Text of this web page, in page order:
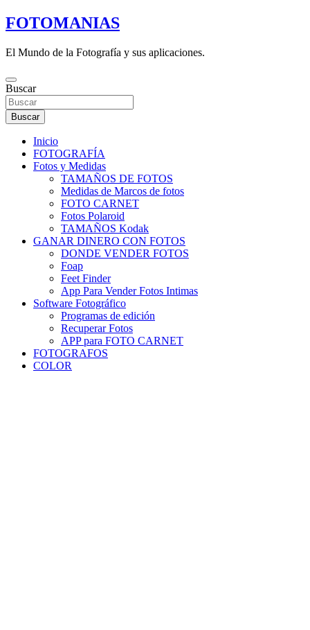
Saltar
al
FOTOMANIAS
El Mundo de la Fotografía y sus aplicaciones.
Buscar
Buscar
Inicio
FOTOGRAFÍA
Fotos y Medidas
TAMAÑOS DE FOTOS
Medidas de Marcos de fotos
FOTO CARNET
Fotos Polaroid
TAMAÑOS Kodak
GANAR DINERO CON FOTOS
DONDE VENDER FOTOS
Foap
Feet Finder
App Para Vender Fotos Intimas
Software Fotográfico
Programas de edición
Recuperar Fotos
APP para FOTO CARNET
FOTOGRAFOS
COLOR